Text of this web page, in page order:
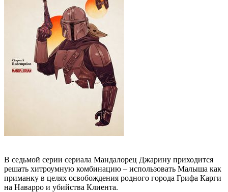
В седьмой серии сериала Мандалорец Джарину приходится
решать хитроумную комбинацию – использовать Малыша как
приманку в целях освобождения родного города Грифа Карги
на Наварро и убийства Клиента.